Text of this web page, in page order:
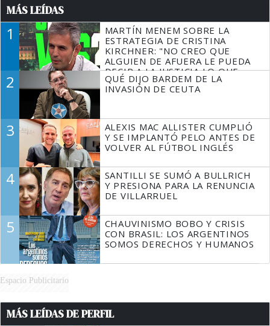
MÁS LEÍDAS
1
MARTÍN MENEM SOBRE LA
ESTRATEGIA DE CRISTINA
KIRCHNER: "NO CREO QUE
ALGUIEN DE AFUERA LE PUEDA
DECIR A LA JUSTICIA LO QUE
TIENE QUE HACER"
2
QUÉ DIJO BARDEM DE LA
INVASIÓN DE CEUTA
3
ALEXIS MAC ALLISTER CUMPLIÓ
Y SE IMPLANTÓ PELO ANTES DE
VOLVER AL FÚTBOL INGLÉS
4
SANTILLI SE SUMÓ A BULLRICH
Y PRESIONA PARA LA RENUNCIA
DE VILLARRUEL
5
CHAUVINISMO BOBO Y CRISIS
CON BRASIL: LOS ARGENTINOS
SOMOS DERECHOS Y HUMANOS
Espacio Publicitario
MÁS LEÍDAS DE PERFIL